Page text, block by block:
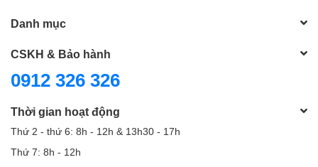
Danh mục
CSKH & Bảo hành
0912 326 326
Thời gian hoạt động
Thứ 2 - thứ 6: 8h - 12h & 13h30 - 17h
Thứ 7: 8h - 12h